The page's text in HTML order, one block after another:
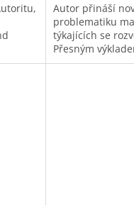
Autor přináší
problematiku
týkajících se
Přesným